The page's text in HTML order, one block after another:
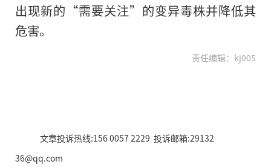
出现新的“需要关注”的变异毒株并降低其
危害。
责任编辑：kj005
文章投诉热线:156 0057 2229 投诉邮箱:29132
36@qq.com